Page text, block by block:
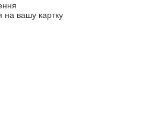
на вашу картку